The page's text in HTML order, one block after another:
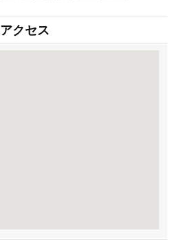
アクセス